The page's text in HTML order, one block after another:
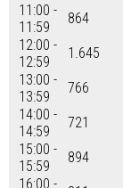
11:00 -
11:59
864
12:00 -
12:59
1.645
13:00 -
13:59
766
14:00 -
14:59
721
15:00 -
15:59
894
16:00 -